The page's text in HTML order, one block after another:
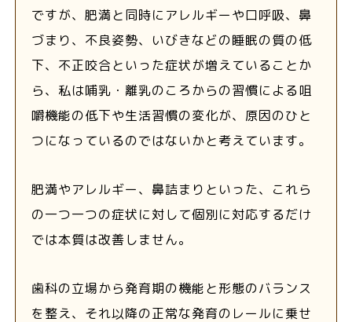
ですが、肥満と同時にアレルギーや口呼吸、鼻
づまり、不良姿勢、いびきなどの睡眠の質の低
下、不正咬合といった症状が増えていることか
ら、私は哺乳・離乳のころからの習慣による咀
嚼機能の低下や生活習慣の変化が、原因のひと
つになっているのではないかと考えています。
肥満やアレルギー、鼻詰まりといった、これら
の一つ一つの症状に対して個別に対応するだけ
では本質は改善しません。
歯科の立場から発育期の機能と形態のバランス
を整え、それ以降の正常な発育のレールに乗せ